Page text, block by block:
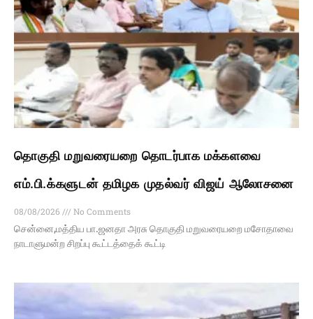
தொகுதி மறுவரையறை தொடர்பாக மக்களவை
எம்.பி.க்களுடன் தமிழக முதல்வர் விஜய் ஆலோசனை
08/08/2026
No Comments
சென்னை,மத்திய பா.ஜனதா அரசு தொகுதி மறுவரையறை மசோதாவை
நாடாளுமன்ற சிறப்பு கூட்டத்தைக் கூட்டி